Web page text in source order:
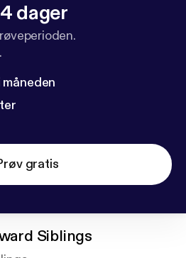
dager
gratis
Siblings